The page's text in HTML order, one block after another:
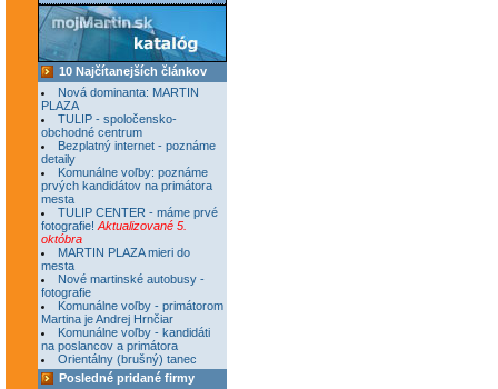
10 Najčítanejších článkov
Nová dominanta: MARTIN
PLAZA
TULIP - spoločensko-
obchodné centrum
Bezplatný internet - poznáme
detaily
Komunálne voľby: poznáme
prvých kandidátov na primátora
mesta
TULIP CENTER - máme prvé
fotografie! Aktualizované 5.
októbra
MARTIN PLAZA mieri do
mesta
Nové martinské autobusy -
fotografie
Komunálne voľby - primátorom
Martina je Andrej Hrnčiar
Komunálne voľby - kandidáti
na poslancov a primátora
Orientálny (brušný) tanec
Posledné pridané firmy